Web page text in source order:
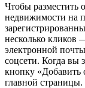
Чтобы разместить
недвижимости на
несколько
электронной
соцсети. Когда вы
кнопку «Добавить
главной страницы.